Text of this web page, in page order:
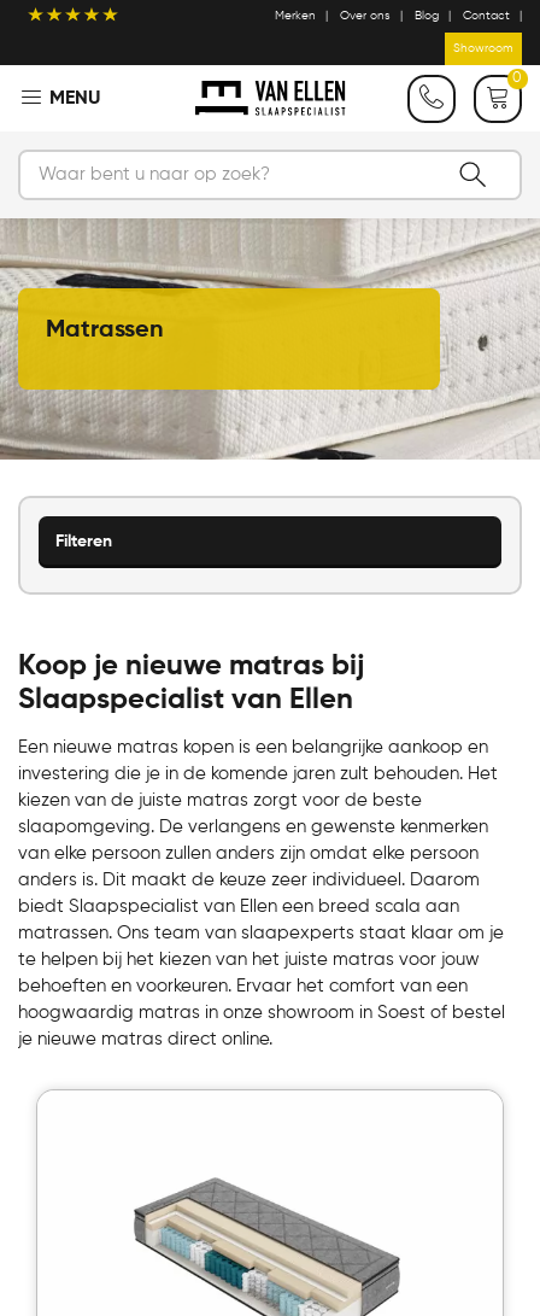
Merken Over ons Blog Contact
Showroom
0
Matrassen
Koop je nieuwe matras bij
Slaapspecialist van Ellen
Een nieuwe matras kopen is een belangrijke aankoop en
investering die je in de komende jaren zult behouden. Het
kiezen van de juiste matras zorgt voor de beste
slaapomgeving. De verlangens en gewenste kenmerken
van elke persoon zullen anders zijn omdat elke persoon
anders is. Dit maakt de keuze zeer individueel. Daarom
biedt Slaapspecialist van Ellen een breed scala aan
matrassen. Ons team van slaapexperts staat klaar om je
te helpen bij het kiezen van het juiste matras voor jouw
behoeften en voorkeuren. Ervaar het comfort van een
hoogwaardig matras in onze showroom in Soest of bestel
je nieuwe matras direct online.